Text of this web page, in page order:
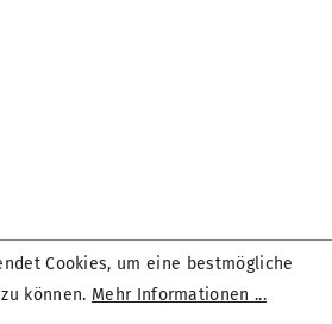
Cookies, um eine bestmögliche
können. Mehr Informationen ...